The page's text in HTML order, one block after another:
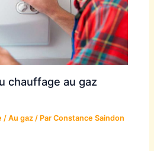
chauffage au gaz
/Au gaz / ParConstance Saindon